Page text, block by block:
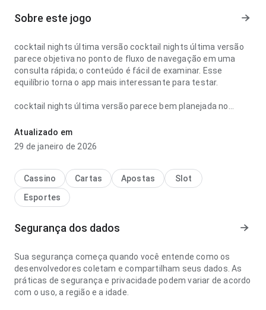
Sobre este jogo
cocktail nights última versão cocktail nights última versão
parece objetiva no ponto de fluxo de navegação em uma
consulta rápida; o conteúdo é fácil de examinar. Esse
equilíbrio torna o app mais interessante para testar.
cocktail nights última versão parece bem planejada no
interface não distrai das informações do app. A página deixa
uma impressão limpa e segura.
Atualizado em
29 de janeiro de 2026
Cassino Cartas Apostas
Slot
Esportes
Segurança dos dados
Sua segurança começa quando você entende como os
desenvolvedores coletam e compartilham seus dados. As
práticas de segurança e privacidade podem variar de acordo
com o uso, a região e a idade.